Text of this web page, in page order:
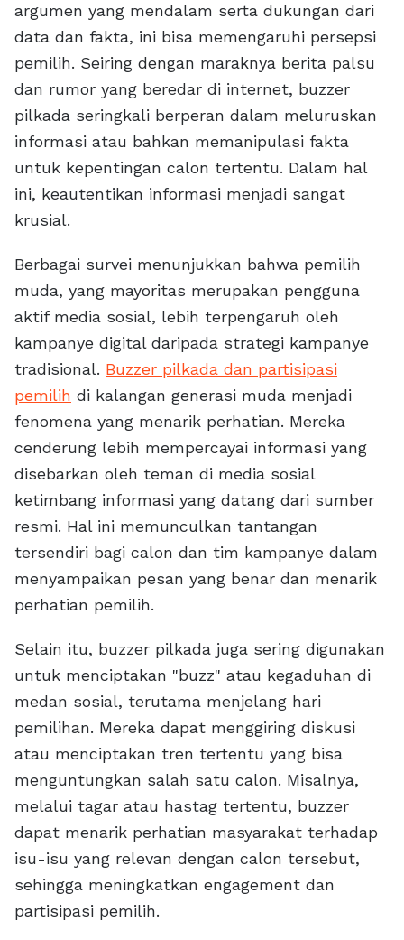
argumen yang mendalam serta dukungan dari
data dan fakta, ini bisa memengaruhi persepsi
pemilih. Seiring dengan maraknya berita palsu
dan rumor yang beredar di internet, buzzer
pilkada seringkali berperan dalam meluruskan
informasi atau bahkan memanipulasi fakta
untuk kepentingan calon tertentu. Dalam hal
ini, keautentikan informasi menjadi sangat
krusial.
Berbagai survei menunjukkan bahwa pemilih
muda, yang mayoritas merupakan pengguna
aktif media sosial, lebih terpengaruh oleh
kampanye digital daripada strategi kampanye
tradisional. Buzzer pilkada dan partisipasi
pemilih di kalangan generasi muda menjadi
fenomena yang menarik perhatian. Mereka
cenderung lebih mempercayai informasi yang
disebarkan oleh teman di media sosial
ketimbang informasi yang datang dari sumber
resmi. Hal ini memunculkan tantangan
tersendiri bagi calon dan tim kampanye dalam
menyampaikan pesan yang benar dan menarik
perhatian pemilih.
Selain itu, buzzer pilkada juga sering digunakan
untuk menciptakan "buzz" atau kegaduhan di
medan sosial, terutama menjelang hari
pemilihan. Mereka dapat menggiring diskusi
atau menciptakan tren tertentu yang bisa
menguntungkan salah satu calon. Misalnya,
melalui tagar atau hastag tertentu, buzzer
dapat menarik perhatian masyarakat terhadap
isu-isu yang relevan dengan calon tersebut,
sehingga meningkatkan engagement dan
partisipasi pemilih.